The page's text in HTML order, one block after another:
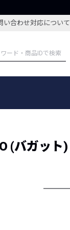
合わせ対応について
コーディネート
(バガット)